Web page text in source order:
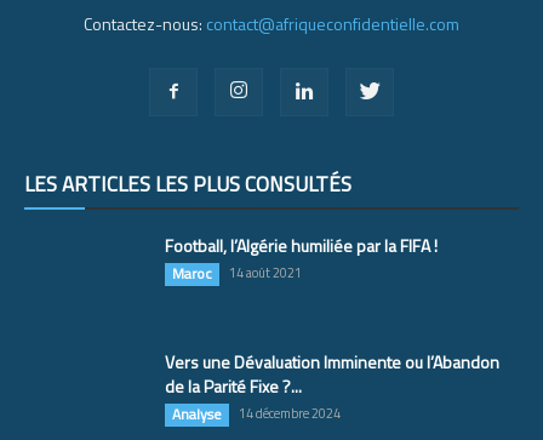
Contactez-nous: contact@afriqueconfidentielle.com
LES ARTICLES LES PLUS CONSULTÉS
Football, l’Algérie humiliée par la FIFA !
Maroc 14 août 2021
Vers une Dévaluation Imminente ou l’Abandon
de la Parité Fixe ?...
Analyse 14 décembre 2024